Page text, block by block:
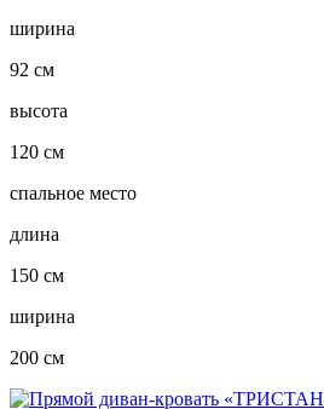
ширина
92 см
высота
120 см
спальное место
длина
150 см
ширина
200 см